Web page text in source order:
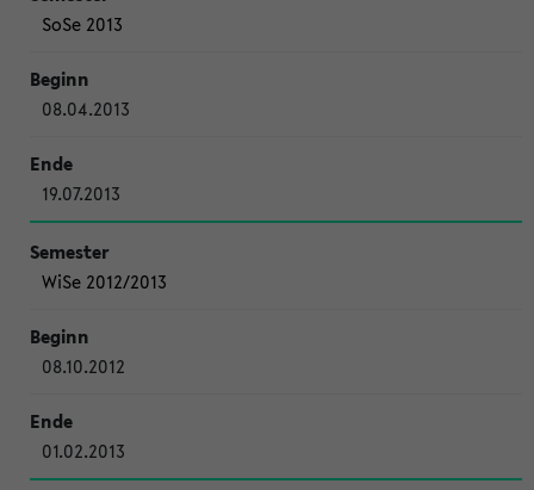
SoSe 2013
08.04.2013
19.07.2013
WiSe 2012/2013
08.10.2012
01.02.2013